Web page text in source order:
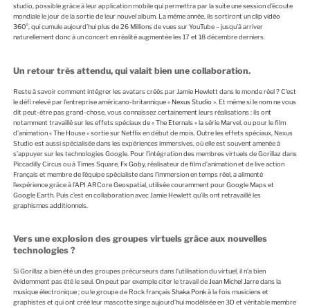
studio, possible grâce à leur application mobile qui permettra par la suite une session d’écoute
mondiale le jour de la sortie de leur nouvel album. La même année, ils sortiront unclip vidéo
360°, qui cumule aujourd’hui plus de 26 Millions de vues sur YouTube – jusqu’à arriver
naturellement donc à un concert en réalité augmentée les 17 et 18 décembre derniers.
Un retour très attendu, qui valait bien une collaboration.
Reste à savoir comment intégrer les avatars créés par Jamie Hewlett dans le monde réel ? C’est
le défi relevé par l’entreprise américano-britannique « Nexus Studio». Et même si le nom ne vous
dit peut-être pas grand-chose, vous connaissez certainement leurs réalisations : ils ont
notamment travaillé sur les effets spéciaux de « The Eternals » la série Marvel, ou pour le film
d’animation « The House » sortie sur Netflix en début de mois. Outre les effets spéciaux, Nexus
Studio est aussi spécialisée dans les expériences immersives, où elle est souvent amenée à
s’appuyer sur les technologies Google. Pour l’intégration des membres virtuels de Gorillaz dans
Piccadilly Circus ou à Times Square, Fx Goby, réalisateur de film d’animation et de live action
Français et membre de l’équipe spécialiste dans l’immersion en temps réel, a alimenté
l’expérience grâce à l’API ARCore Geospatial, utilisée couramment pour Google Maps et
Google Earth. Puis c’est en collaboration avec Jamie Hewlett qu’ils ont retravaillé les
graphismes additionnels.
Vers une explosion des groupes virtuels grâce aux nouvelles
technologies ?
Si Gorillaz a bien été un des groupes précurseurs dans l’utilisation du virtuel, il n’a bien
évidemment pas été le seul. On peut par exemple citer le travail deJean Michel Jarredans la
musique électronique ; ou le groupe de Rock françaisShaka Ponkà la fois musiciens et
graphistes et qui ont créé leur mascotte singe aujourd’hui modélisée en 3D et véritable membre